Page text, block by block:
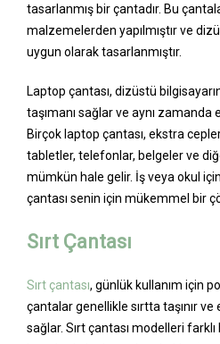
tasarlanmış bir çantadır. Bu
malzemelerden yapılmıştır ve
uygun olarak tasarlanmıştır.
Laptop çantası, dizüstü
taşımanı sağlar ve aynı zamanda
Birçok laptop çantası, ekstra
tabletler, telefonlar, belgeler ve
mümkün hale gelir. İş veya okul
çantası senin için mükemmel bir
Sırt Çantası
Sırt çantası, günlük kullanım için
çantalar genellikle sırtta taşınır
sağlar. Sırt çantası modelleri